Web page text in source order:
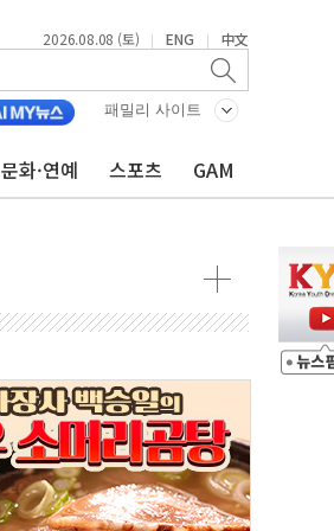
2026.08.08 (토) | ENG | 中文
패밀리 사이트
문화·연예 스포츠 GAM